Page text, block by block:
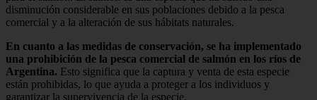
disminución considerable en sus poblaciones debido a la pesca
comercial y a la alteración de sus hábitats naturales.
En cuanto a las medidas de conservación, se ha implementado
una prohibición de la pesca comercial de salmón en los ríos de
Argentina. Esto significa que la captura y venta de esta especie
están prohibidas, lo que ayuda a proteger a los individuos y
garantizar la supervivencia de la especie.